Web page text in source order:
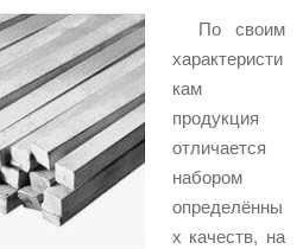
По своим
характеристи
кам
продукция
отличается
набором
определённы
х качеств, на